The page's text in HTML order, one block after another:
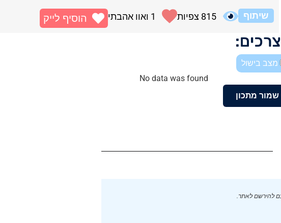
שיתוף 815 צפיות 1 ואוו אהבתי הוסיף לייק
מצב בישול
No data was found
שמור מתכון
להירשם לאתר.